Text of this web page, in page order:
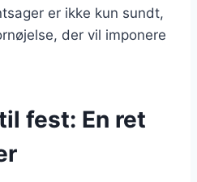
er ikke kun sundt,
der vil imponere
fest: En ret